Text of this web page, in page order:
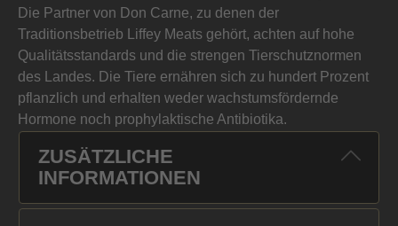
Die Partner von Don Carne, zu denen der
Traditionsbetrieb Liffey Meats gehört, achten auf hohe
Qualitätsstandards und die strengen Tierschutznormen
des Landes. Die Tiere ernähren sich zu hundert Prozent
pflanzlich und erhalten weder wachstumsfördernde
Hormone noch prophylaktische Antibiotika.
ZUSÄTZLICHE
INFORMATIONEN